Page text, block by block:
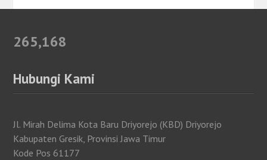
265,168
Hubungi Kami
Jl. Mirah Delima Kota Baru Driyorejo (KBD) Driyorejo
Kabupaten Gresik, Provinsi Jawa Timur
Kode Pos 61177